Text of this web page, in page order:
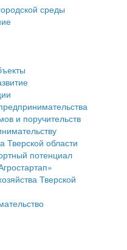
области
округа
учтенных
малого и
малого и
среды
и поручительств
Тверской области
потенциал
Тверской